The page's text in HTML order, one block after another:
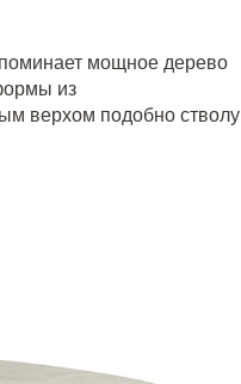
мощное дерево
из
верхом подобно стволу